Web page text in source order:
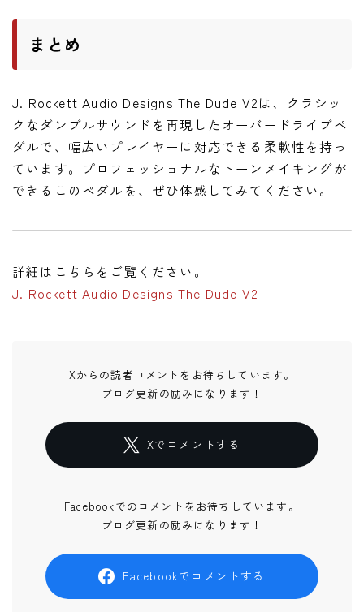
まとめ
J. Rockett Audio Designs The Dude V2は、クラシッ
クなダンブルサウンドを再現したオーバードライブペ
ダルで、幅広いプレイヤーに対応できる柔軟性を持っ
ています。プロフェッショナルなトーンメイキングが
できるこのペダルを、ぜひ体感してみてください。
詳細はこちらをご覧ください。
J. Rockett Audio Designs The Dude V2
Xからの読者コメントをお待ちしています。
ブログ更新の励みになります！
Xでコメントする
Facebookでのコメントをお待ちしています。
ブログ更新の励みになります！
Facebookでコメントする